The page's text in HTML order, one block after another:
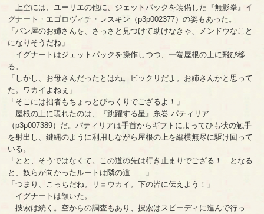
上空には、ユーリエの他に、ジェットパックを装備した『無影拳』イ
グナート・エゴロヴィチ・レスキン（p3p002377）の姿もあった。
「パン屋のお姉さんを、さっさと見つけて助けなきゃ、メンドウなこと
になりそうだね」
イグナートはジェットパックを操作しつつ、一端屋根の上に飛び移
る。
「しかし、お母さんだったとはね。ビックリだよ。お姉さんかと思って
た。ワカイよねぇ」
「そこには拙者もちょっとびっくりでござるよ！」
屋根の上に現れたのは、『跳躍する星』糸巻 パティリア
（p3p007389）だ。パティリアは手首からギフトによってひも状の触手
を射出し、鍵縄のように利用しながら屋根の上を縦横無尽に駆け回って
いる。
「とと、そうではなくて。この道の先は行き止まりでござる！ となる
と、奴らが向かったルートは隣の道――」
「つまり、こっちだね。リョウカイ。下の皆に伝えよう！」
イグナートは頷いた。
捜索は続く。空からの調査もあり、捜索はスピーディに進んで行っ